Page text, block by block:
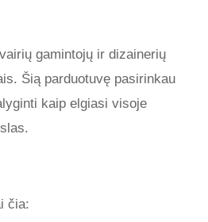
gamintojų ir dizainerių
Šią parduotuvę pasirinkau
kaip elgiasi visoje
čia: